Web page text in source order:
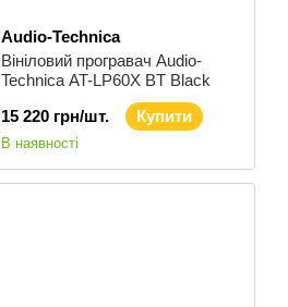
Audio-Technica
Вініловий програвач Audio-
Technica AT-LP60X BT Black
15 220 грн/шт.
Купити
В наявності